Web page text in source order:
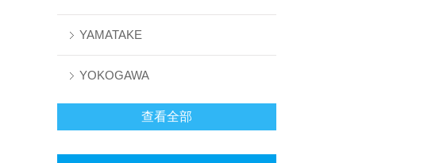
YAMATAKE
YOKOGAWA
查看全部